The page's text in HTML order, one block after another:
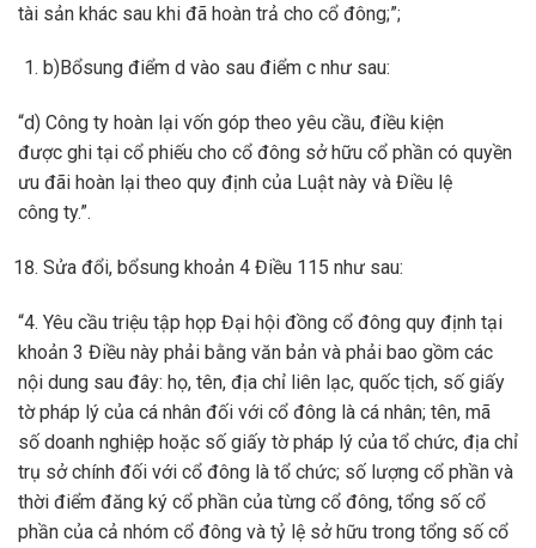
tài sản khác sau khi đã hoàn trả cho cổ đông;”;
b)Bổsung điểm d vào sau điểm c như sau:
“d) Công ty hoàn lại vốn góp theo yêu cầu, điều kiện
được ghi tại cổ phiếu cho cổ đông sở hữu cổ phần có quyền
ưu đãi hoàn lại theo quy định của Luật này và Điều lệ
công ty.”.
Sửa đổi, bổsung khoản 4 Điều 115 như sau:
“4. Yêu cầu triệu tập họp Đại hội đồng cổ đông quy định tại
khoản 3 Điều này phải bằng văn bản và phải bao gồm các
nội dung sau đây: họ, tên, địa chỉ liên lạc, quốc tịch, số giấy
tờ pháp lý của cá nhân đối với cổ đông là cá nhân; tên, mã
số doanh nghiệp hoặc số giấy tờ pháp lý của tổ chức, địa chỉ
trụ sở chính đối với cổ đông là tổ chức; số lượng cổ phần và
thời điểm đăng ký cổ phần của từng cổ đông, tổng số cổ
phần của cả nhóm cổ đông và tỷ lệ sở hữu trong tổng số cổ